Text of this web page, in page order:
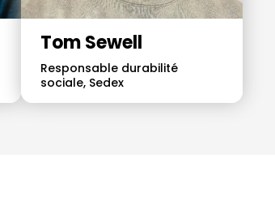
Tom Sewell
Responsable durabilité
sociale, Sedex